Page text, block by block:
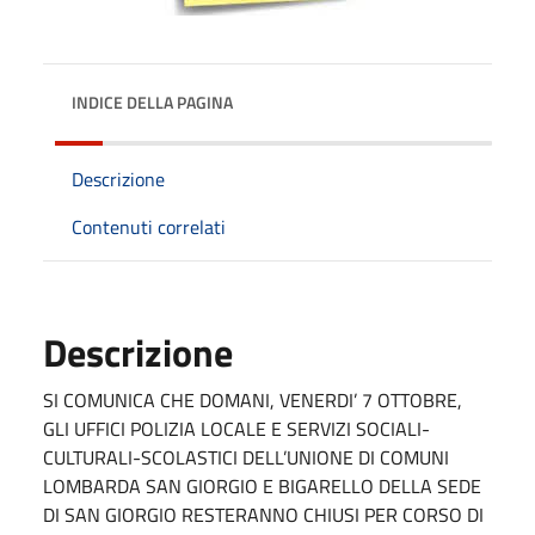
INDICE DELLA PAGINA
Descrizione
Contenuti correlati
Descrizione
SI COMUNICA CHE DOMANI, VENERDI’ 7 OTTOBRE,
GLI UFFICI POLIZIA LOCALE E SERVIZI SOCIALI-
CULTURALI-SCOLASTICI DELL’UNIONE DI COMUNI
LOMBARDA SAN GIORGIO E BIGARELLO DELLA SEDE
DI SAN GIORGIO RESTERANNO CHIUSI PER CORSO DI